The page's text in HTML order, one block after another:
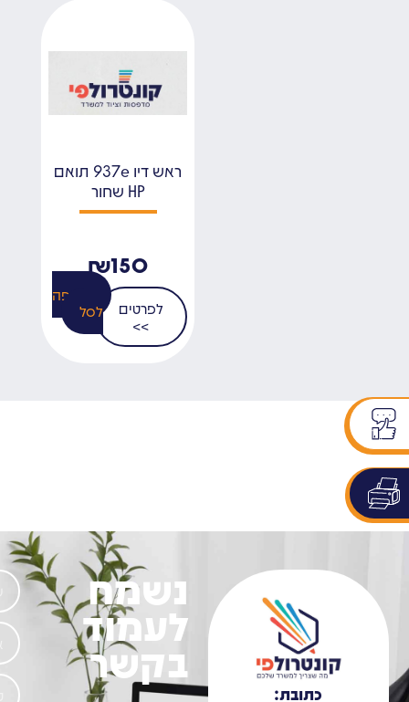
ראש דיו 937e תואם
HP שחור
₪150
לפרטים
>>
הוספה
לסל
כתובת:
נשמח
לעמוד
בקשר